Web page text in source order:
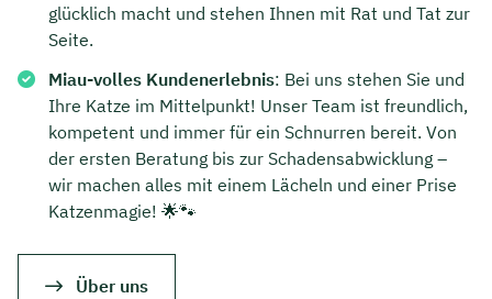
glücklich macht und stehen Ihnen mit Rat und Tat zur
Seite.
Miau-volles Kundenerlebnis: Bei uns stehen Sie und
Ihre Katze im Mittelpunkt! Unser Team ist freundlich,
kompetent und immer für ein Schnurren bereit. Von
der ersten Beratung bis zur Schadensabwicklung –
wir machen alles mit einem Lächeln und einer Prise
Katzenmagie! 🌟🐾
Über uns